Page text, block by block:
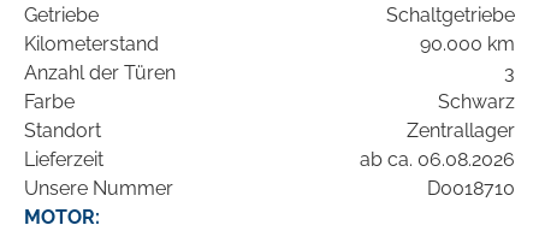
Getriebe
Schaltgetriebe
Kilometerstand
90.000 km
Anzahl der Türen
3
Farbe
Schwarz
Standort
Zentrallager
Lieferzeit
ab ca. 06.08.2026
Unsere Nummer
D0018710
MOTOR: